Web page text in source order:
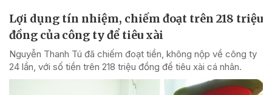
Lợi dụng tín nhiệm, chiếm đoạt trên 218 triệu
đồng của công ty để tiêu xài
Nguyễn Thanh Tú đã chiếm đoạt tiền, không nộp về công ty
24 lần, với số tiền trên 218 triệu đồng để tiêu xài cá nhân.